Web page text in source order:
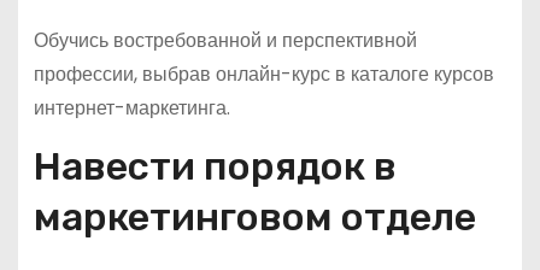
Обучись востребованной и перспективной
профессии, выбрав онлайн-курс в каталоге курсов
интернет-маркетинга.
Навести порядок в
маркетинговом отделе